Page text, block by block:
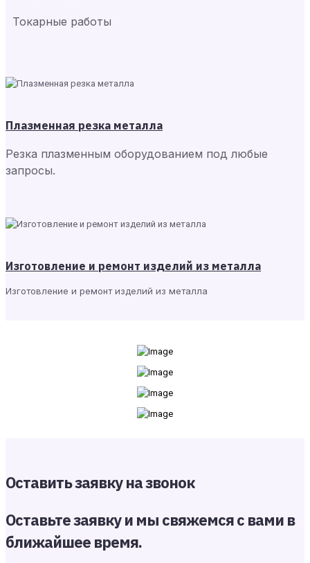
Токарные работы
Плазменная резка металла
Резка плазменным оборудованием под любые
запросы.
Изготовление и ремонт изделий из металла
Изготовление и ремонт изделий из металла
Оставить заявку на звонок
Оставьте заявку и мы свяжемся с вами в
ближайшее время.